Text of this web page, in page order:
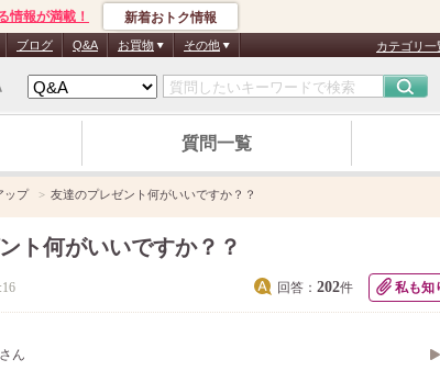
情報が満載！ 新着おトク情報
ブログ Q&A お買物 その他 カテゴリ一
質問一覧
ップ 友達のプレゼント何がいいですか？？
ト何がいいですか？？
回答： 202件 私も知
さん